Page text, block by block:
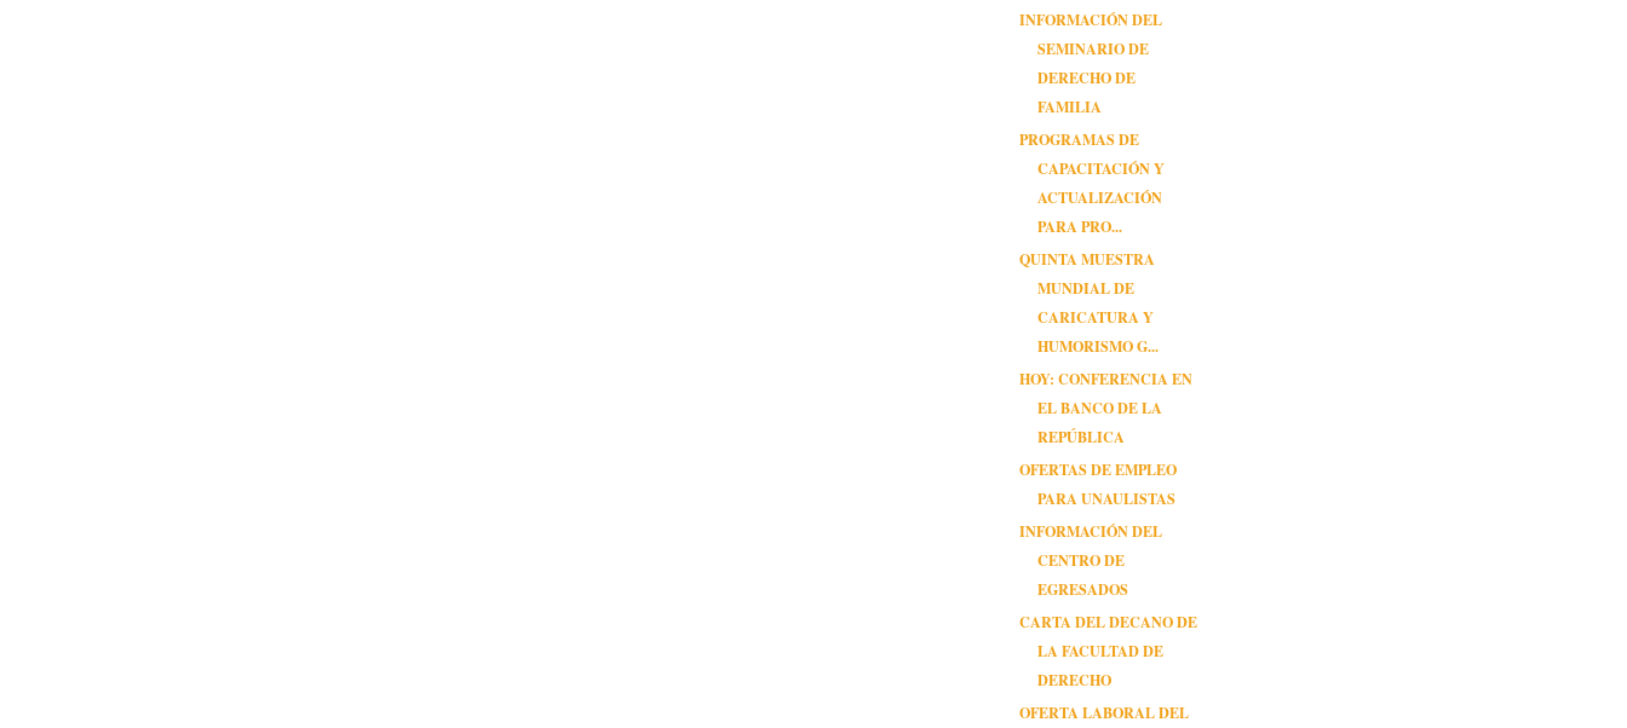
INFORMACIÓN DEL
SEMINARIO DE
DERECHO DE
FAMILIA
PROGRAMAS DE
CAPACITACIÓN Y
ACTUALIZACIÓN
PARA PRO...
QUINTA MUESTRA
MUNDIAL DE
CARICATURA Y
HUMORISMO G...
HOY: CONFERENCIA EN
EL BANCO DE LA
REPÚBLICA
OFERTAS DE EMPLEO
PARA UNAULISTAS
INFORMACIÓN DEL
CENTRO DE
EGRESADOS
CARTA DEL DECANO DE
LA FACULTAD DE
DERECHO
OFERTA LABORAL DEL